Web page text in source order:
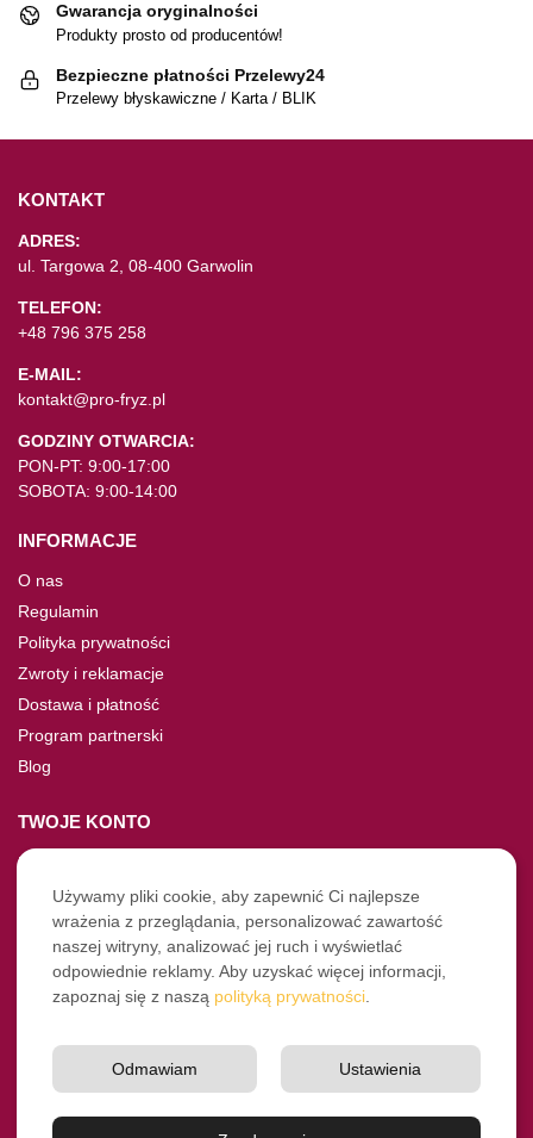
Gwarancja oryginalności
Produkty prosto od producentów!
Bezpieczne płatności Przelewy24
Przelewy błyskawiczne / Karta / BLIK
KONTAKT
ADRES:
ul. Targowa 2, 08-400 Garwolin
TELEFON:
+48 796 375 258
E-MAIL:
kontakt@pro-fryz.pl
GODZINY OTWARCIA:
PON-PT: 9:00-17:00
SOBOTA: 9:00-14:00
INFORMACJE
O nas
Regulamin
Polityka prywatności
Zwroty i reklamacje
Dostawa i płatność
Program partnerski
Blog
TWOJE KONTO
Moje konto
Nie pamiętasz hasła?
Twoje zamówienia
NASZE SOCIALE
Instagram
YouTube
Używamy pliki cookie, aby zapewnić Ci najlepsze
wrażenia z przeglądania, personalizować zawartość
naszej witryny, analizować jej ruch i wyświetlać
odpowiednie reklamy. Aby uzyskać więcej informacji,
zapoznaj się z naszą polityką prywatności
Ustawienia
Odmawiam